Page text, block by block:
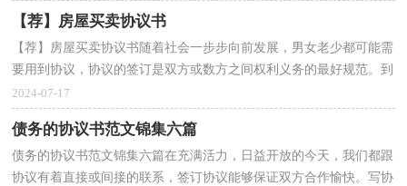
【荐】房屋买卖协议书
【荐】房屋买卖协议书随着社会一步步向前发展，男女老少都可能需
要用到协议，协议的签订是双方或数方之间权利义务的最好规范。到
底应如何拟定协议呢？下面是小编帮大家整理的房屋...
2024-07-17
债务的协议书范文锦集六篇
债务的协议书范文锦集六篇在充满活力，日益开放的今天，我们都跟
协议有着直接或间接的联系，签订协议能够保证双方合作愉快。写协